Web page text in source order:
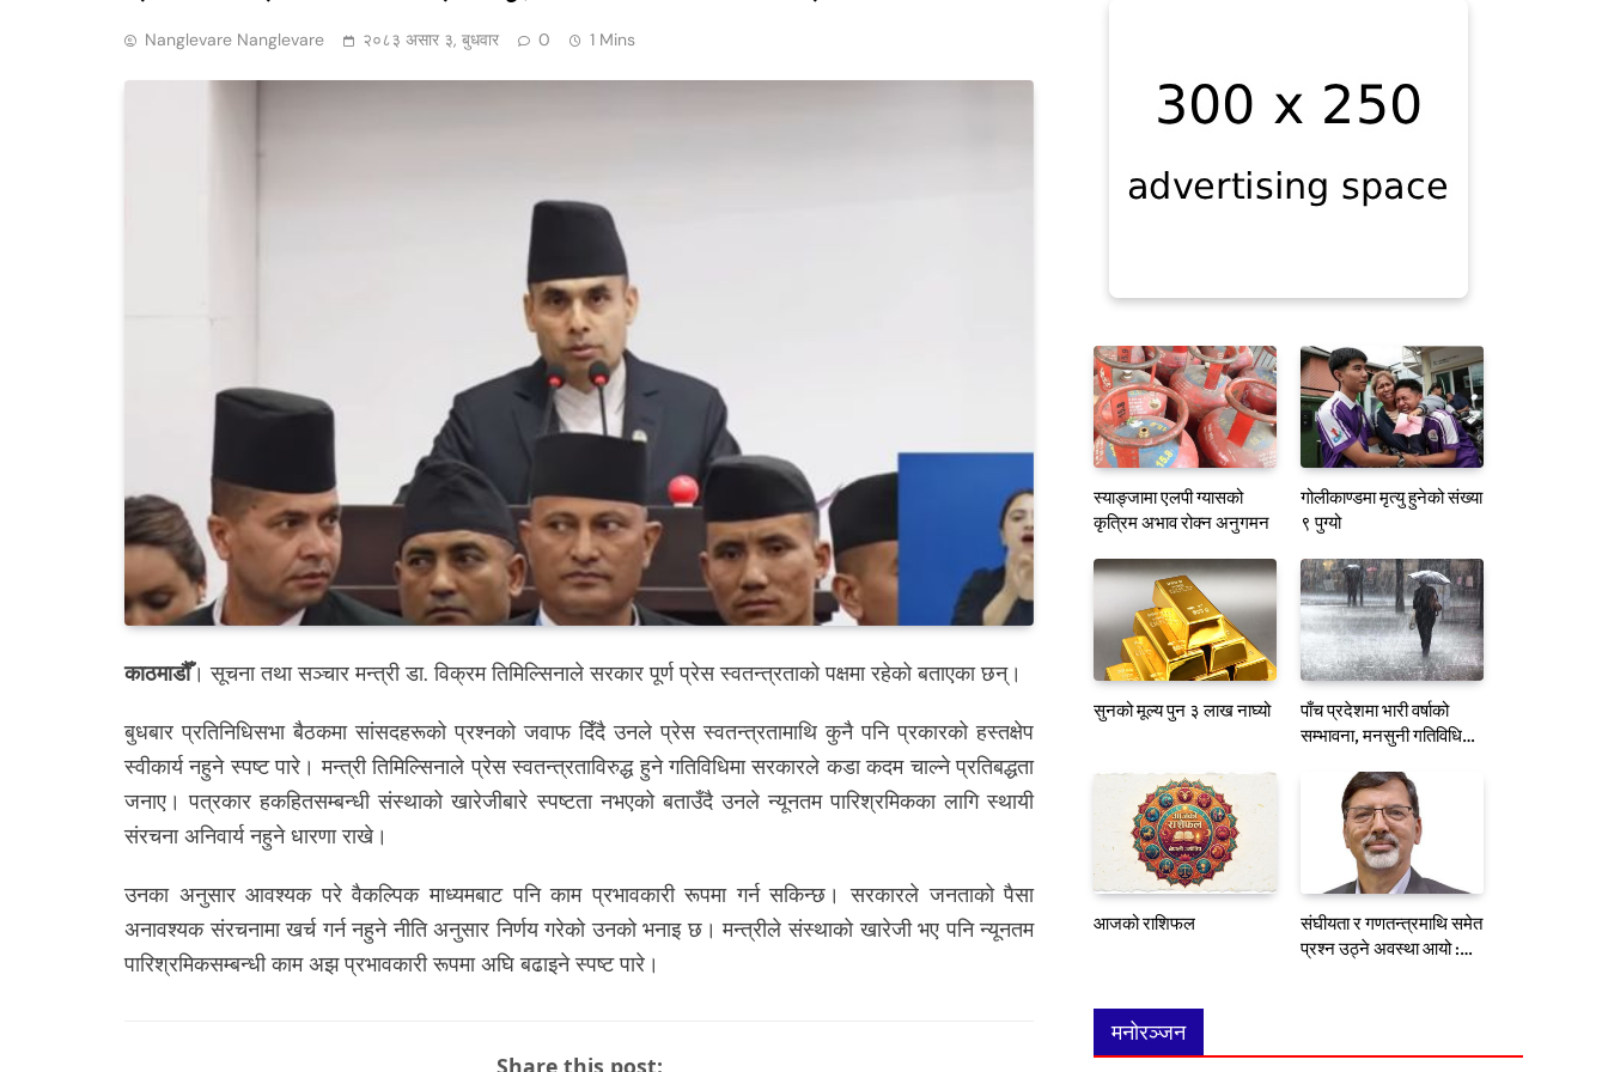
Nanglevare Nanglevare २०८३ असार ३, बुधवार 0 1 Mins
काठमाडौँ। सूचना तथा सञ्चार मन्त्री डा. विक्रम तिमिल्सिनाले सरकार पूर्ण प्रेस स्वतन्त्रताको पक्षमा रहेको बताएका छन्।
बुधबार प्रतिनिधिसभा बैठकमा सांसदहरूको प्रश्नको जवाफ दिँदै उनले प्रेस स्वतन्त्रतामाथि कुनै पनि प्रकारको हस्तक्षेप
स्वीकार्य नहुने स्पष्ट पारे। मन्त्री तिमिल्सिनाले प्रेस स्वतन्त्रताविरुद्ध हुने गतिविधिमा सरकारले कडा कदम चाल्ने प्रतिबद्धता
जनाए। पत्रकार हकहितसम्बन्धी संस्थाको खारेजीबारे स्पष्टता नभएको बताउँदै उनले न्यूनतम पारिश्रमिकका लागि स्थायी
संरचना अनिवार्य नहुने धारणा राखे।
उनका अनुसार आवश्यक परे वैकल्पिक माध्यमबाट पनि काम प्रभावकारी रूपमा गर्न सकिन्छ। सरकारले जनताको पैसा
अनावश्यक संरचनामा खर्च गर्न नहुने नीति अनुसार निर्णय गरेको उनको भनाइ छ। मन्त्रीले संस्थाको खारेजी भए पनि न्यूनतम
पारिश्रमिकसम्बन्धी काम अझ प्रभावकारी रूपमा अघि बढाइने स्पष्ट पारे।
स्याङ्जामा एलपी ग्यासको
कृत्रिम अभाव रोक्न अनुगमन
गोलीकाण्डमा मृत्यु हुनेको संख्या
९ पुग्यो
सुनको मूल्य पुन ३ लाख नाघ्यो
पाँच प्रदेशमा भारी वर्षाको
सम्भावना, मनसुनी गतिविधि
आजको राशिफल
संघीयता र गणतन्त्रमाथि समेत
प्रश्न उठ्ने अवस्था आयो :
मनोरञ्जन